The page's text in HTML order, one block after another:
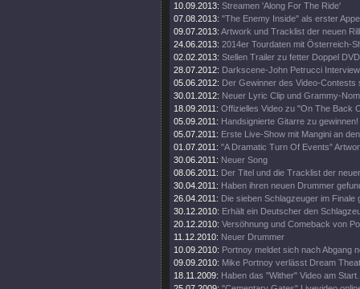
10.09.2013: Streamen 'Along For The Ride'
07.08.2013: "The Enemy Inside" als erster
09.07.2013: Artwork und Tracklist der neuen
24.06.2013: 2014er Tourdaten mit Österreich-
02.02.2013: Stellen Trailer zu fetter Doppel
28.07.2012: Darkscene-John Petrucci
05.06.2012: Der Gewinner des Video-Contests
30.01.2012: Neuer Lyric Clip und Grammy-
18.09.2011: Offizielles Video zu "On The Back
05.09.2011: Handsignierte Gitarre zu gewinnen!
05.07.2011: Erste Live-Show mit Mangini an
01.07.2011: "A Dramatic Turn Of Events"
30.06.2011: Neuer Song
08.06.2011: Der Titel und die Tracklist der
30.04.2011: Haben ihren neuen Drummer
26.04.2011: Die sieben Schlagzeuger im Finale
30.12.2010: Erhält ein Deutscher den
20.12.2010: Versöhnung und Comeback von
11.12.2010: Neuer Drummer
10.09.2010: Portnoy meldet sich nach Abgang
09.09.2010: Mike Portnoy verlässt Dream
18.11.2009: Haben das "Wither" Video am Start.